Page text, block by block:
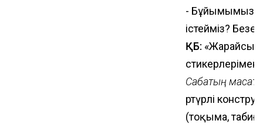
- Бұйымымызды
істейміз?
ҚБ:
Сабақтың
Әртүрлі
(тоқыма,